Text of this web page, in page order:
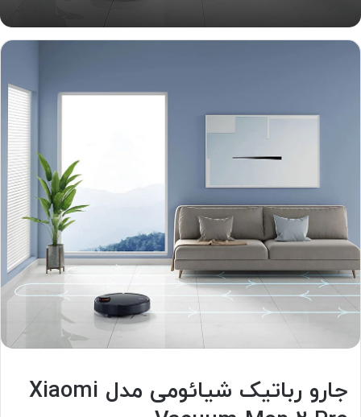
جارو رباتیک شیائومی مدل Xiaomi